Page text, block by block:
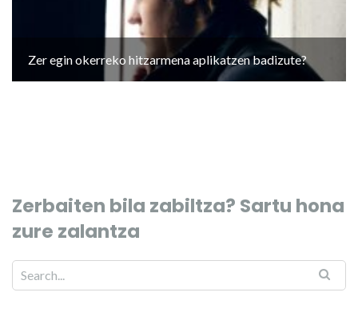
Zer egin okerreko hitzarmena aplikatzen badizute?
Zerbaiten bila zabiltza? Sartu hona
zure zalantza